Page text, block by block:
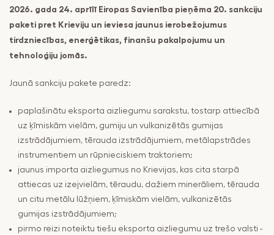
2026. gada 24. aprīlī Eiropas Savienība pieņēma 20. sankciju
paketi pret Krieviju un ieviesa jaunus ierobežojumus
tirdzniecības, enerģētikas, finanšu pakalpojumu un
tehnoloģiju jomās.
Jaunā sankciju pakete paredz:
paplašinātu eksporta aizliegumu sarakstu, tostarp attiecībā
uz ķīmiskām vielām, gumiju un vulkanizētās gumijas
izstrādājumiem, tērauda izstrādājumiem, metālapstrādes
instrumentiem un rūpnieciskiem traktoriem;
jaunus importa aizliegumus no Krievijas, kas cita starpā
attiecas uz izejvielām, tēraudu, dažiem minerāliem, tērauda
un citu metālu lūžņiem, ķīmiskām vielām, vulkanizētās
gumijas izstrādājumiem;
pirmo reizi noteiktu tiešu eksporta aizliegumu uz trešo valsti -